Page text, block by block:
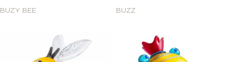
BUZY BEE BUZZ